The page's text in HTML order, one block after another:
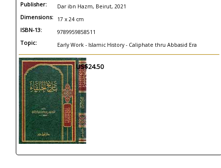
Publisher: Dar ibn Hazm, Beirut, 2021
Dimensions: 17 x 24 cm
ISBN-13: 9789959858511
Topic: Early Work - Islamic History - Caliphate thru Abbasid Era
US$24.50